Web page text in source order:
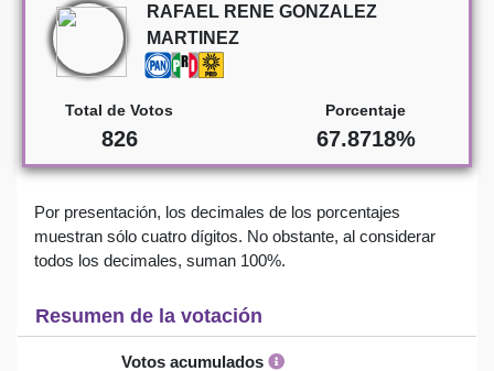
RAFAEL RENE GONZALEZ
MARTINEZ
Total de Votos
826
Porcentaje
67.8718%
Por presentación, los decimales de los porcentajes
muestran sólo cuatro dígitos. No obstante, al considerar
todos los decimales, suman 100%.
Resumen de la votación
Votos acumulados